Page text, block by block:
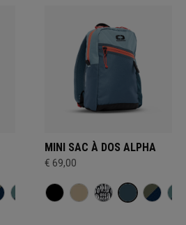
MINI SAC À DOS ALPHA
€ 69,00